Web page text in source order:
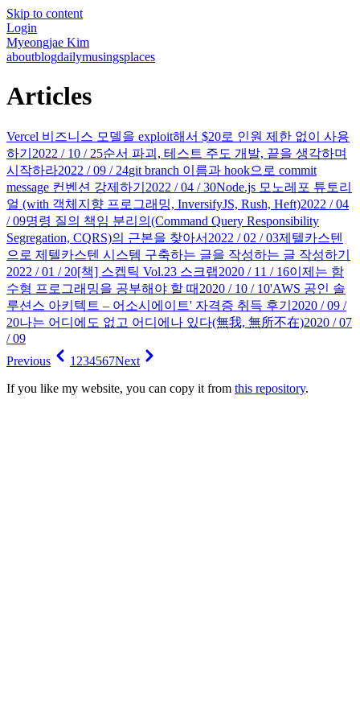
Skip to content
Login
Myeongjae Kim
aboutblogdailymusingsplaces
Articles
Vercel 비즈니스 모델을 exploit해서 $20로 인원 제한 없이 사용
하기 2022 / 10 / 25순서 파괴, 테스트 주도 개발, 끝을 생각하며
시작하라2022 / 09 / 24git branch 이름과 hook으로 commit
message 컨벤션 강제하기 2022 / 04 / 30Node.js 모노레포 튜토리
얼 (with 객체지향 프로그래밍, InversifyJS, Rush, Heft)2022 / 04
/ 09명령 질의 책임 분리의(Command Query Responsibility
Segregation, CQRS)의 근본을 찾아서 2022 / 02 / 03제텔카스텐
으로 제텔카스텐 시스템 구축하는 글을 작성하는 글 작성하기
2022 / 01 / 20[책] 스켑틱 Vol.23 스크랩2020 / 11 / 16이제는 함
수형 프로그래밍을 공부해야 할 때 2020 / 10 / 10'AWS 공인 솔
루션스 아키텍트 – 어소시에이트' 자격증 취득 후기 2020 / 09 /
20나는 어디에도 없고 어디에나 있다(無我, 無所不在)2020 / 07
/ 09
Previous
1 234567Next
If you like my website, you can copy it from this repository.